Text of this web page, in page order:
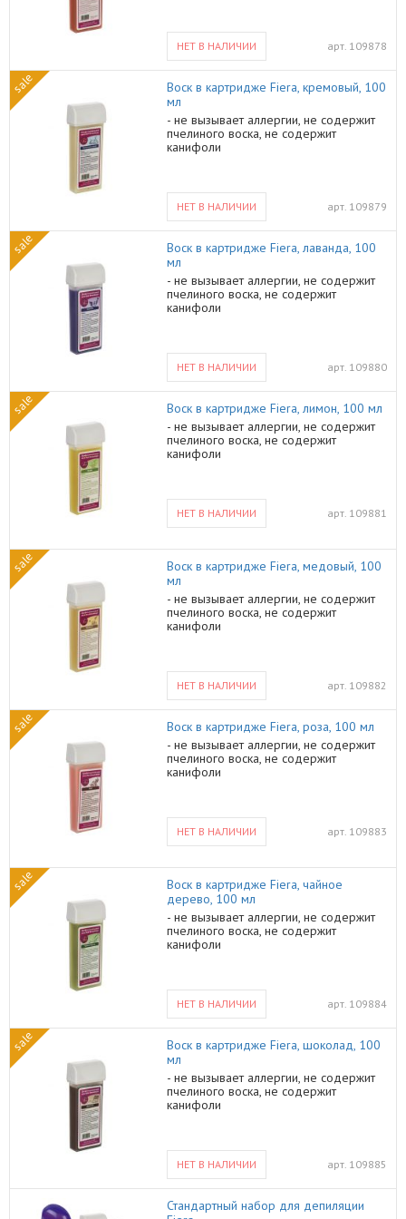
НЕТ В НАЛИЧИИ арт. 109878
sale
Воск в картридже Fiera, кремовый, 100
мл
- не вызывает аллергии, не содержит
пчелиного воска, не содержит
канифоли
НЕТ В НАЛИЧИИ арт. 109879
sale
Воск в картридже Fiera, лаванда, 100
мл
- не вызывает аллергии, не содержит
пчелиного воска, не содержит
канифоли
НЕТ В НАЛИЧИИ арт. 109880
sale
Воск в картридже Fiera, лимон, 100 мл
- не вызывает аллергии, не содержит
пчелиного воска, не содержит
канифоли
НЕТ В НАЛИЧИИ арт. 109881
sale
Воск в картридже Fiera, медовый, 100
мл
- не вызывает аллергии, не содержит
пчелиного воска, не содержит
канифоли
НЕТ В НАЛИЧИИ арт. 109882
sale
Воск в картридже Fiera, роза, 100 мл
- не вызывает аллергии, не содержит
пчелиного воска, не содержит
канифоли
НЕТ В НАЛИЧИИ арт. 109883
sale
Воск в картридже Fiera, чайное
дерево, 100 мл
- не вызывает аллергии, не содержит
пчелиного воска, не содержит
канифоли
НЕТ В НАЛИЧИИ арт. 109884
sale
Воск в картридже Fiera, шоколад, 100
мл
- не вызывает аллергии, не содержит
пчелиного воска, не содержит
канифоли
НЕТ В НАЛИЧИИ арт. 109885
Стандартный набор для депиляции